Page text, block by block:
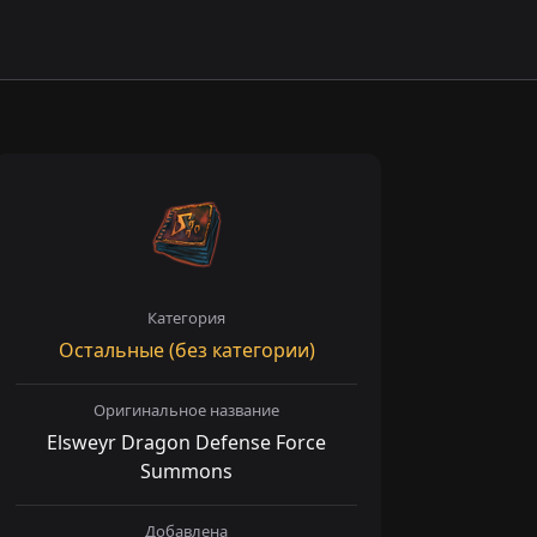
Категория
Остальные (без категории)
Оригинальное название
Elsweyr Dragon Defense Force
Summons
Добавлена